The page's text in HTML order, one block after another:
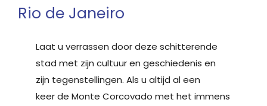
Rio de Janeiro
Laat u verrassen door deze schitterende
stad met zijn cultuur en geschiedenis en
zijn tegenstellingen. Als u altijd al een
keer de Monte Corcovado met het immens